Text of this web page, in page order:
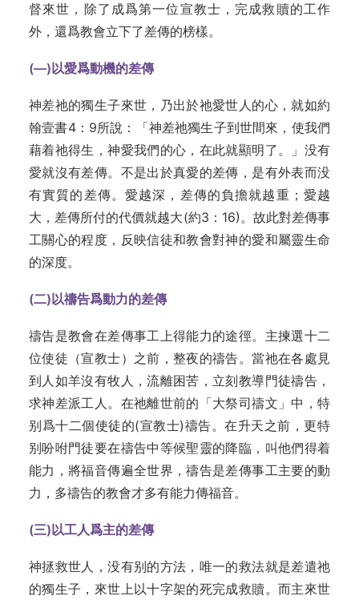
督來世，除了成爲第一位宣教士，完成救贖的工作
外，還爲教會立下了差傳的榜樣。
(—)以愛爲動機的差傳
神差祂的獨生子來世，乃出於祂愛世人的心，就如約
翰壹書4：9所說：「神差祂獨生子到世間來，使我們
藉着祂得生，神愛我們的心，在此就顯明了。」没有
愛就沒有差傳。不是出於真愛的差傳，是有外表而没
有實質的差傳。愛越深，差傳的負擔就越重；愛越
大，差傳所付的代價就越大(約3：16)。故此對差傳事
工關心的程度，反映信徒和教會對神的愛和屬靈生命
的深度。
(二)以禱告爲動力的差傳
禱告是教會在差傳事工上得能力的途徑。主揀選十二
位使徒（宣教士）之前，整夜的禱告。當祂在各處見
到人如羊沒有牧人，流離困苦，立刻教導門徒禱告，
求神差派工人。在祂離世前的「大祭司禱文」中，特
别爲十二個使徒的(宣教士)禱告。在升天之前，更特
别吩咐門徒要在禱告中等候聖靈的降臨，叫他們得着
能力，將福音傳遍全世界，禱告是差傳事工主要的動
力，多禱告的教會才多有能力傳福音。
(三)以工人爲主的差傳
神拯救世人，没有别的方法，唯一的救法就是差遣祂
的獨生子，來世上以十字架的死完成救贖。而主來世